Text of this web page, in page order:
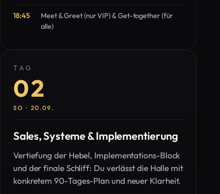
18:45
Meet & Greet (nur VIP) & Get-together (für
alle)
TAG
02
SO · 20.09.
Sales, Systeme & Implementierung
Vertiefung der Hebel, Implementations-Block
und der finale Schliff: Du verlässt die Halle mit
konkretem 90-Tages-Plan und neuer Klarheit.